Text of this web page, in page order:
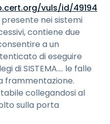
vuls/id/49194
nei sistemi
contiene due
a un
di eseguire
di SISTEMA.... le falle
frammentazione.
collegandosi al
sulla porta